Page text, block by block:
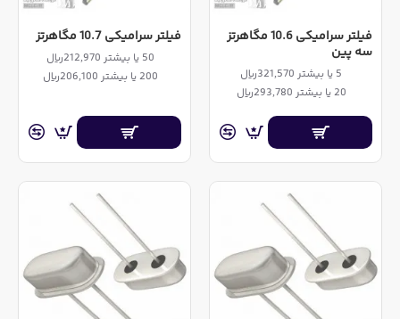
فیلتر سرامیکی 10.6 مگاهرتز
سه پین
5 یا بیشتر 321,570ریال
20 یا بیشتر 293,780ریال
فیلتر سرامیکی 10.7 مگاهرتز
50 یا بیشتر 212,970ریال
200 یا بیشتر 206,100ریال